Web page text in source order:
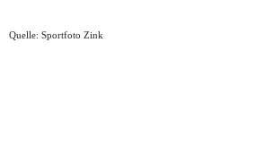
Quelle: Sportfoto Zink